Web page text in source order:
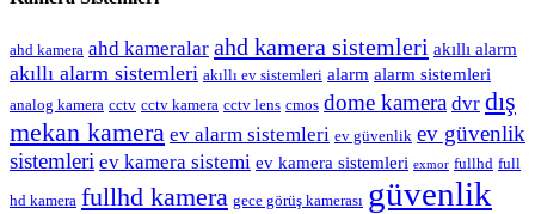
ahd kamera ahd kameralar ahd kamera sistemleri akıllı alarm
akıllı alarm sistemleri akıllı ev sistemleri alarm alarm sistemleri
analog kamera cctv cctv kamera cctv lens cmos dome kamera dvr dış
mekan kamera ev alarm sistemleri ev güvenlik ev güvenlik
sistemleri ev kamera sistemi ev kamera sistemleri exmor fullhd full
hd kamera fullhd kamera gece görüş kamerası güvenlik